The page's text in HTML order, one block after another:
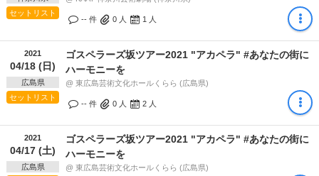
セットリスト
-- 件 0 人 1 人
2021
04/18 (日)
広島県
セットリスト
ゴスペラーズ坂ツアー2021 "アカペラ" #あなたの街に
ハーモニーを
@ 東広島芸術文化ホールくらら (広島県)
-- 件 0 人 2 人
2021
04/17 (土)
広島県
ゴスペラーズ坂ツアー2021 "アカペラ" #あなたの街に
ハーモニーを
@ 東広島芸術文化ホールくらら (広島県)